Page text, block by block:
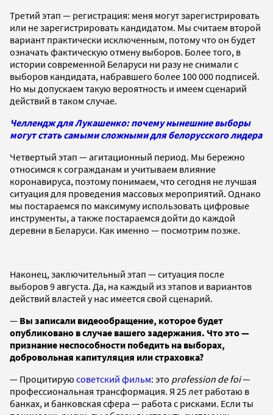
Третий этап — регистрация: меня могут зарегистрировать
или не зарегистрировать кандидатом. Мы считаем второй
вариант практически исключенным, потому что он будет
означать фактическую отмену выборов. Более того, в
истории современной Беларуси ни разу не снимали с
выборов кандидата, набравшего более 100 000 подписей.
Но мы допускаем такую вероятность и имеем сценарий
действий в таком случае.
Челлендж для Лукашенко: почему нынешние выборы
могут стать самыми сложными для белорусского лидера
Четвертый этап — агитационный период. Мы бережно
относимся к согражданам и учитываем влияние
коронавируса, поэтому понимаем, что сегодня не лучшая
ситуация для проведения массовых мероприятий. Однако
мы постараемся по максимуму использовать цифровые
инструменты, а также постараемся дойти до каждой
деревни в Беларуси. Как именно — посмотрим позже.
Наконец, заключительный этап — ситуация после
выборов 9 августа. Да, на каждый из этапов и вариантов
действий властей у нас имеется свой сценарий.
— Вы записали видеообращение, которое будет
опубликовано в случае вашего задержания. Что это —
признание неспособности победить на выборах,
добровольная капитуляция или страховка?
— Процитирую советский фильм: это profession de foi—
профессиональная трансформация. Я 25 лет работаю в
банках, и банковская сфера — работа с рисками. Если ты